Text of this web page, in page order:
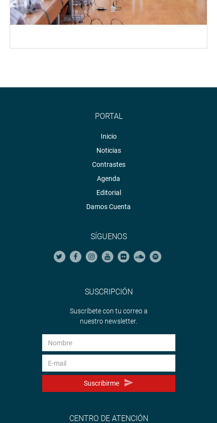
PORTAL
Inicio
Noticias
Contrastes
Agenda
Editorial
Damos Cuenta
SÍGUENOS
SUSCRIPCIÓN
Suscríbete con tu correo a
nuestro newsletter.
Suscribirme
CENTRO DE ATENCIÓN